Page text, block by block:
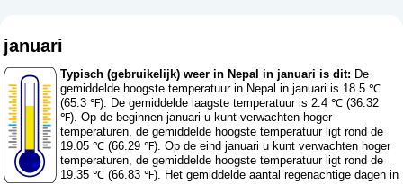
januari
Typisch (gebruikelijk) weer in Nepal in januari is dit: De
gemiddelde hoogste temperatuur in Nepal in januari is 18.5 ℃
(65.3 ℉). De gemiddelde laagste temperatuur is 2.4 ℃ (36.32
℉). Op de beginnen januari u kunt verwachten hoger
temperaturen, de gemiddelde hoogste temperatuur ligt rond de
19.05 ℃ (66.29 ℉). Op de eind januari u kunt verwachten hoger
temperaturen, de gemiddelde hoogste temperatuur ligt rond de
19.35 ℃ (66.83 ℉). Het gemiddelde aantal regenachtige dagen in